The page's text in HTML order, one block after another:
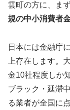
雲町の方に、ま
規の中小消費者
日本には金融庁
上存在します。
金10社程度しか
ブラック・延滞
る業者が全国に